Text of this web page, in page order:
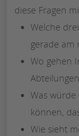
diese Fragen
Welche
gerade am
Wo gehen
Was
können,
Wie sieht